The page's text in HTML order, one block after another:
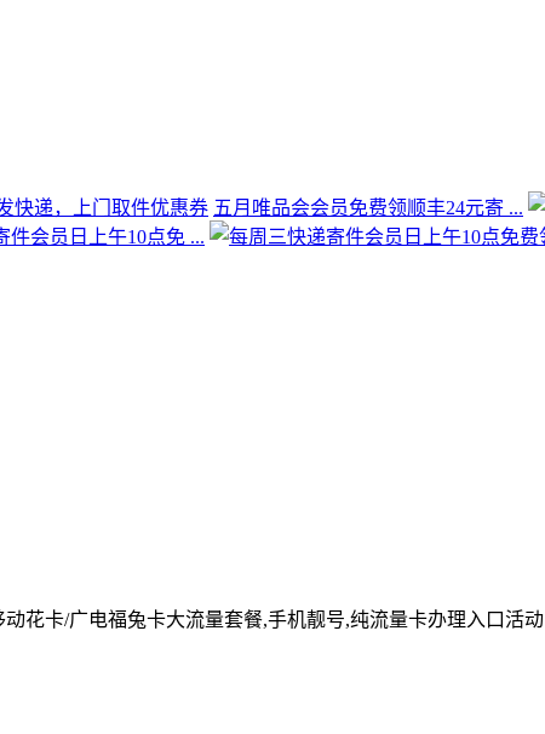
五月唯品会会员免费领顺丰24元寄 ...
件会员日上午10点免 ...
花卡/广电福兔卡大流量套餐,手机靓号,纯流量卡办理入口活动